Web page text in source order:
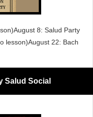
8: Salud Party
lesson)August 22: Bach
Salud Social